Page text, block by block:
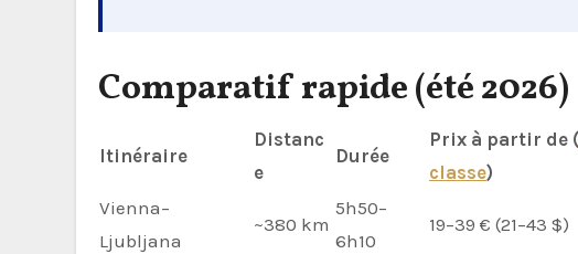
Comparatif rapide (été 2026)
Itinéraire
Distanc
e
Durée
Prix à partir de (
classe)
Vienna–
Ljubljana
~380 km
5h50–
6h10
19–39 € (21–43 $)